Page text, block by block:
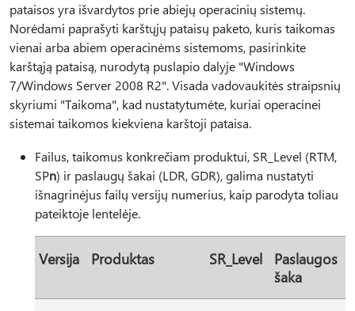
pataisos yra išvardytos prie abiejų operacinių sistemų.
Norėdami paprašyti karštųjų pataisų paketo, kuris taikomas
vienai arba abiem operacinėms sistemoms, pasirinkite
karštąją pataisą, nurodytą puslapio dalyje "Windows
7/Windows Server 2008 R2". Visada vadovaukitės straipsnių
skyriumi "Taikoma", kad nustatytumėte, kuriai operacinei
sistemai taikomos kiekviena karštoji pataisa.
Failus, taikomus konkrečiam produktui, SR_Level (RTM,
SPn) ir paslaugų šakai (LDR, GDR), galima nustatyti
išnagrinėjus failų versijų numerius, kaip parodyta toliau
pateiktoje lentelėje.
Versija Produktas SR_Level
Paslaugos
šaka